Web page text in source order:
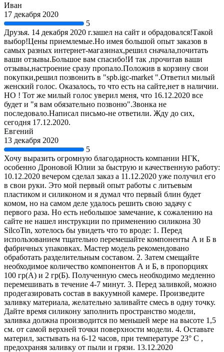
Иван
17 декабря 2020
5
Друзья. 14 декабря 2020 г.зашел на сайт и обрадовался!Такой
выбор!Цены приемлемые.Но имея большой опыт заказов в
самых разных интернет-магазинах,решил сначала,почитать
ваши отзывы.Большое вам спасибо!И так ,прочитав ваши
отзывы,настроение сразу пропало.Положив в корзину свои
покупки,решил позвонить в "spb.igc-market ".Ответил милый
женский голос. Оказалось, то что есть на сайте,нет в наличии.
НО ! Тот же милый голос уверил меня, что 16.12.2020 все
будет и "я вам обязательно позвоню".Звонка не
последовало.Написал письмо-не ответили. Жду до сих,
сегодня 17.12.2020.
Евгений
13 декабря 2020
5
Хочу выразить огромную благодарность компании НГК,
особенно Дроновой Юлии за быструю и качественную работу:
10.12.2020 вечером сделал заказ а 11.12.2020 уже получил его
в свои руки. Это мой первый опыт работы с литьевым
пластиком и силиконом и я думал что первый блин будет
комом, но на самом деле удалось решить свою задачу с
первого раза. Но есть небольшое замечание, к сожалению на
сайте не нашел инструкции по применению силикона 30
SilcoTin, хотелось бы увидеть что то вроде: 1. Перед
использованием тщательно перемешайте компоненты А и Б в
фабричных упаковках. Мастер модель рекомендовано
обработать разделительным составом. 2. Затем смещайте
необходимое количество компонентов А и Б, в пропорциях
100 гр(А) и 2 гр(Б). Полученную смесь необходимо медленно
перемешивать в течение 4-7 минут. 3. Перед заливкой, можно
продегазировать состав в вакуумной камере. Произведите
заливку материала, желательно заливайте смесь в одну точку.
Дайте время силикону заполнить пространство модели,
заливка должна производится по меньшей мере на высоте 1,5
см. от самой верхней точки поверхности модели. 4. Оставьте
материл, застывать на 6-12 часов, при температуре 23° С ,
предохраняя заливку от пыли и грязи. 13.12.2020